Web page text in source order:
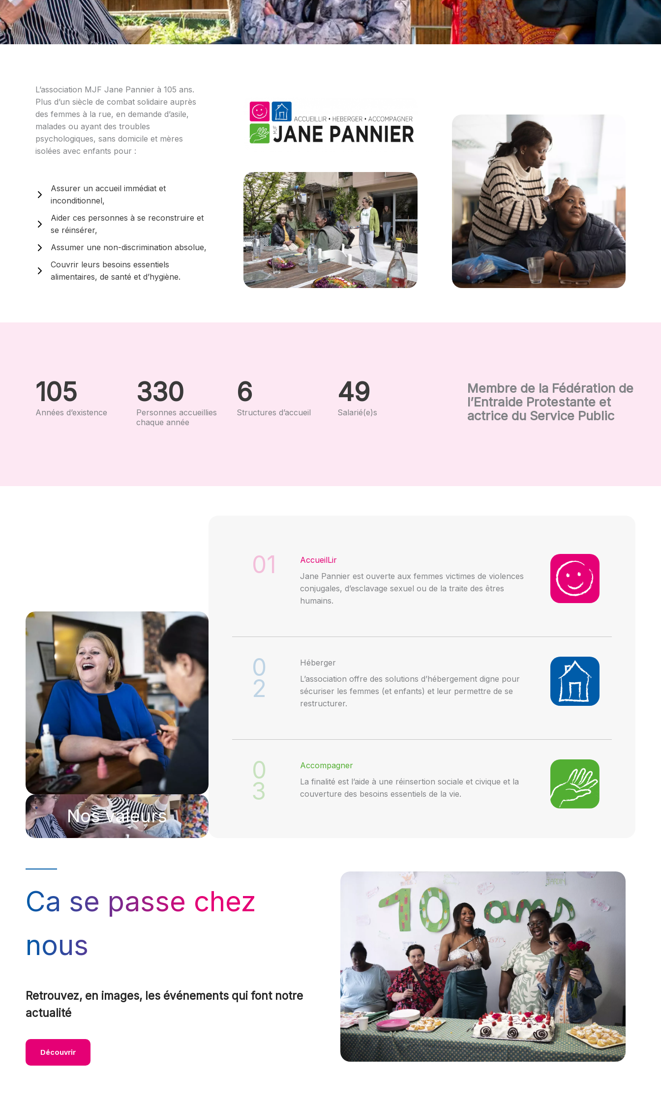
L’association MJF Jane Pannier à 105 ans.
Plus d’un siècle de combat solidaire auprès
des femmes à la rue, en demande d’asile,
malades ou ayant des troubles
psychologiques, sans domicile et mères
isolées avec enfants pour :
Assurer un accueil immédiat et
inconditionnel,
Aider ces personnes à se reconstruire et
se réinsérer,
Assumer une non-discrimination absolue,
Couvrir leurs besoins essentiels
alimentaires, de santé et d’hygiène.
105
Années d’existence
330
Personnes accueillies
chaque année
6
Structures d’accueil
49
Salarié(e)s
Membre de la Fédération de
l’Entraide Protestante et
actrice du Service Public
Nos valeurs
01
AccueilLir
Jane Pannier est ouverte aux femmes victimes de violences
conjugales, d’esclavage sexuel ou de la traite des êtres
humains.
0
2
Héberger
L’association offre des solutions d’hébergement digne pour
sécuriser les femmes (et enfants) et leur permettre de se
restructurer.
0
3
Accompagner
La finalité est l’aide à une réinsertion sociale et civique et la
couverture des besoins essentiels de la vie.
Ca se passe chez
nous
Retrouvez, en images, les événements qui font notre
actualité
Découvrir